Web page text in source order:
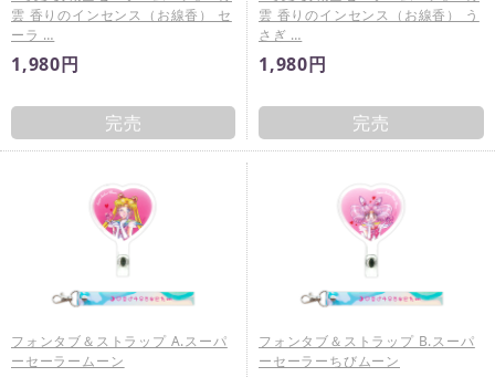
雲 香りのインセンス（お線香） セ
ーラ …
1,980円
完売
雲 香りのインセンス（お線香） う
さぎ …
1,980円
完売
フォンタブ＆ストラップ A.スーパ
ーセーラームーン
フォンタブ＆ストラップ B.スーパ
ーセーラーちびムーン